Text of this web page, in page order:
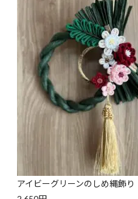
アイビーグリーンのしめ縄飾り